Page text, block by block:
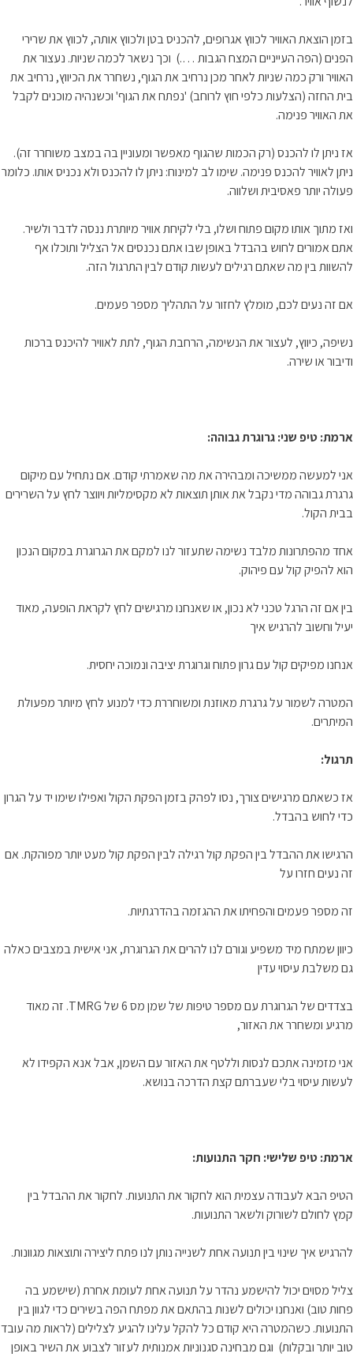
בזמן הוצאת האוויר לכווץ אגרופים, להכניס בטן ולכווץ אותה, לכווץ את שרירי
הפנים (הפה העייניים המצח הגבות ….) וכך נשאר לכמה שניות. נעצור את
האוויר ורק כמה שניות לאחר מכן נרחיב את הגוף, נשחרר את הכיווץ, נרחיב את
בית החזה (הצלעות כלפי חוץ לרוחב) 'נפתח את הגוף' וכשנהיה מוכנים לקבל
את האוויר פנימה.
אז ניתן לו להכנס (רק הכמות שהגוף מאפשר ומעוניין בה במצב משוחרר זה).
ניתן לאוויר להכנס פנימה. שימו לב למינוח: ניתן לו להכנס ולא נכניס אותו. כלומר
פעולה יותר פאסיבית ושלווה.
ואז מתוך אותו מקום פתוח ושלו, בלי לקיחת אוויר מיותרת ננסה לדבר ולשיר.
אתם אמורים לחוש בהבדל באופן שבו אתם נכנסים אל הצליל ותוכלו אף
להשוות בין מה שאתם רגילים לעשות קודם לבין התרגול הזה.
אם זה נעים לכם, מומלץ לחזור על התהליך מספר פעמים.
נשיפה, כיווץ, לעצור את הנשימה, הרחבת הגוף, לתת לאוויר להיכנס ברכות
ודיבור או שירה.
ארמת: טיפ שני: גרוגרת גבוהה:
אני למעשה ממשיכה ומבהירה את מה שאמרתי קודם. אם נתחיל עם מיקום
גרגרת גבוהה מדי נקבל את אותן תוצאות לא מקסימליות ויווצר לחץ על השרירים
בבית הקול.
אחד מהפתרונות מלבד נשימה שתעזור לנו למקם את הגרוגרת במקום הנכון
הוא להפיק קול עם פיהוק.
בין אם זה הרגל טכני לא נכון, או שאנחנו מרגישים לחץ לקראת הופעה, מאוד
יעיל וחשוב להרגיש איך
אנחנו מפיקים קול עם גרון פתוח וגרוגרת יציבה ונמוכה יחסית.
המטרה לשמור על גרגרת מאוזנת ומשוחררת כדי למנוע לחץ מיותר מפעולת
המיתרים.
תרגול:
אז כשאתם מרגישים צורך, נסו לפהק בזמן הפקת הקול ואפילו שימו יד על הגרון
כדי לחוש בהבדל.
הרגישו את ההבדל בין הפקת קול רגילה לבין הפקת קול מעט יותר מפוהקת. אם
זה נעים חזרו על
זה מספר פעמים והפחיתו את ההגזמה בהדרגתיות.
כיוון שמתח מיד משפיע וגורם לנו להרים את הגרוגרת, אני אישית במצבים כאלה
גם משלבת עיסוי עדין
בצדדים של הגרוגרת עם מספר טיפות של שמן מס 6 של TMRG. זה מאוד
מרגיע ומשחרר את האזור,
אני מזמינה אתכם לנסות וללטף את האזור עם השמן, אבל אנא הקפידו לא
לעשות עיסוי בלי שעברתם קצת הדרכה בנושא.
ארמת: טיפ שלישי: חקר התנועות:
הטיפ הבא לעבודה עצמית הוא לחקור את התנועות. לחקור את ההבדל בין
קמץ לחולם לשורוק ולשאר התנועות.
להרגיש איך שינוי בין תנועה אחת לשנייה נותן לנו פתח ליצירה ותוצאות מגוונות.
צליל מסוים יכול להישמע נהדר על תנועה אחת לעומת אחרת (שישמע בה
פחות טוב) ואנחנו יכולים לשנות בהתאם את מפתח הפה בשירים כדי לגוון בין
התנועות. כשהמטרה היא קודם כל להקל עלינו להגיע לצלילים (לראות מה עובד
טוב יותר ובקלות) וגם מבחינה סגנוניות אמנותית לעזור לצבוע את השיר באופן